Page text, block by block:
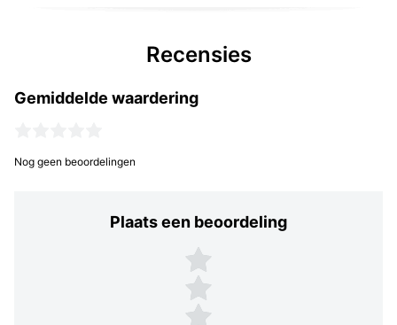
Recensies
Gemiddelde waardering
Nog geen beoordelingen
Plaats een beoordeling
Plaats een beoordeling
5 sterren
4 sterren
3 sterren